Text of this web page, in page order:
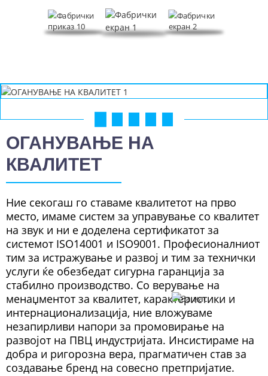
ОГАНУВАЊЕ НА
КВАЛИТЕТ
Ние секогаш го ставаме квалитетот на прво
место, имаме систем за управување со квалитет
на звук и ни е доделена сертификатот за
системот ISO14001 и ISO9001. Професионалниот
тим за истражување и развој и тим за технички
услуги ќе обезбедат сигурна гаранција за
стабилно производство. Со верување на
менаџментот за квалитет, карактеристики и
интернационализација, ние вложуваме
незапирливи напори за промовирање на
развојот на ПВЦ индустријата. Инсистираме на
добра и ригорозна вера, прагматичен став за
создавање бренд на совесно претпријатие.